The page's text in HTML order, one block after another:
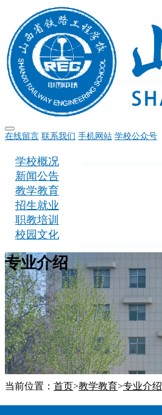
在线留言 联系我们 手机网站 学校公众号
学校概况
新闻公告
教学教育
招生就业
职教培训
校园文化
专业介绍
当前位置： 首页>教学教育>专业介绍